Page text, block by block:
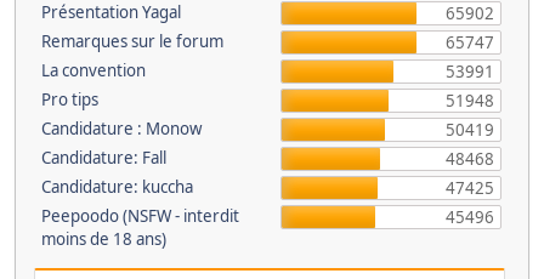
Présentation Yagal
65902
Remarques sur le forum
65747
La convention
53991
Pro tips
51948
Candidature : Monow
50419
Candidature: Fall
48468
Candidature: kuccha
47425
Peepoodo (NSFW - interdit
moins de 18 ans)
45496